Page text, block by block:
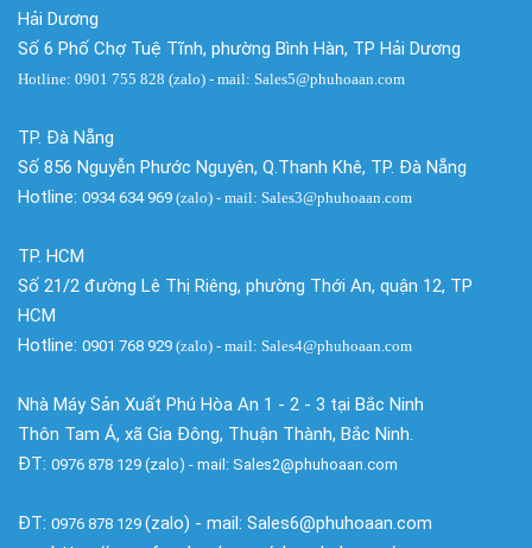
Hải Dương
Số 6 Phố Chợ Tuệ Tĩnh, phường Bình Hàn, TP Hải Dương
Hotline: 0901 755 828 (zalo) - mail: Sales5@phuhoaan.com
TP. Đà Nẵng
Số 856 Nguyễn Phước Nguyên, Q.Thanh Khê, TP. Đà Nẵng
Hotline: 0934 634 969 (zalo) - mail: Sales3@phuhoaan.com
TP. HCM
Số 21/2 đường Lê Thị Riêng, phường Thới An, quận 12, TP
HCM
Hotline: 0901 768 929 (zalo) - mail: Sales4@phuhoaan.com
Nhà Máy Sản Xuất Phú Hòa An 1 - 2 - 3 tại Bắc Ninh
Thôn Tam Á, xã Gia Đông, Thuận Thành, Bắc Ninh.
ĐT: 0976 878 129 (zalo) - mail: Sales2@phuhoaan.com
ĐT: 0976 878 129 (zalo) - mail: Sales6@phuhoaan.com